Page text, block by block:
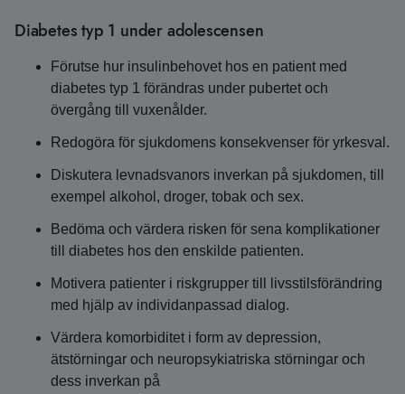
Diabetes typ 1 under adolescensen
Förutse hur insulinbehovet hos en patient med
diabetes typ 1 förändras under pubertet och
övergång till vuxenålder.
Redogöra för sjukdomens konsekvenser för yrkesval.
Diskutera levnadsvanors inverkan på sjukdomen, till
exempel alkohol, droger, tobak och sex.
Bedöma och värdera risken för sena komplikationer
till diabetes hos den enskilde patienten.
Motivera patienter i riskgrupper till livsstilsförändring
med hjälp av individanpassad dialog.
Värdera komorbiditet i form av depression,
ätstörningar och neuropsykiatriska störningar och
dess inverkan på